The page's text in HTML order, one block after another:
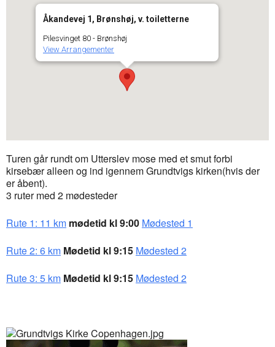
Åkandevej 1, Brønshøj, v. toiletterne
Pilesvinget 80 - Brønshøj
View Arrangementer
Turen går rundt om Utterslev mose med et smut forbi
kirsebær alleen og ind igennem Grundtvigs kirken(hvis der
er åbent).
3 ruter med 2 mødesteder
Rute 1: 11 km mødetid kl 9:00 Mødested 1
Rute 2: 6 km Mødetid kl 9:15 Mødested 2
Rute 3: 5 km Mødetid kl 9:15 Mødested 2